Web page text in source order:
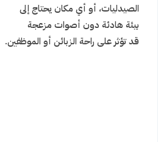
الصيدليات، أو أي مكان يحتاج إلى
بيئة هادئة دون أصوات مزعجة
قد تؤثر على راحة الزبائن أو الموظفين.